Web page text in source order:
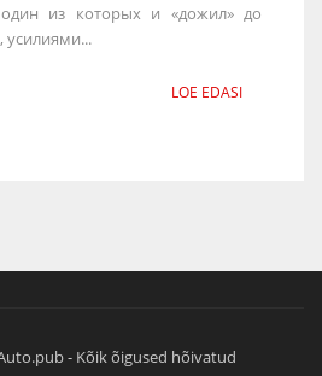
один из которых и «дожил» до
LOE EDASI
- Kõik õigused hõivatud